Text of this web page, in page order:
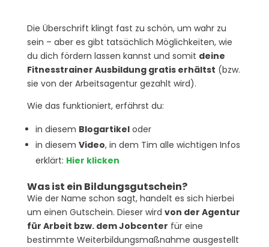
Die Überschrift klingt fast zu schön, um wahr zu
sein – aber es gibt tatsächlich Möglichkeiten, wie
du dich fördern lassen kannst und somit deine
Fitnesstrainer Ausbildung gratis erhältst (bzw.
sie von der Arbeitsagentur gezahlt wird).
Wie das funktioniert, erfährst du:
in diesem Blogartikeloder
in diesem Video, in dem Tim alle wichtigen Infos
erklärt: Hier klicken
Was ist ein Bildungsgutschein?
Wie der Name schon sagt, handelt es sich hierbei
um einen Gutschein. Dieser wird von der Agentur
für Arbeit bzw. dem Jobcenter für eine
bestimmte Weiterbildungsmaßnahme ausgestellt